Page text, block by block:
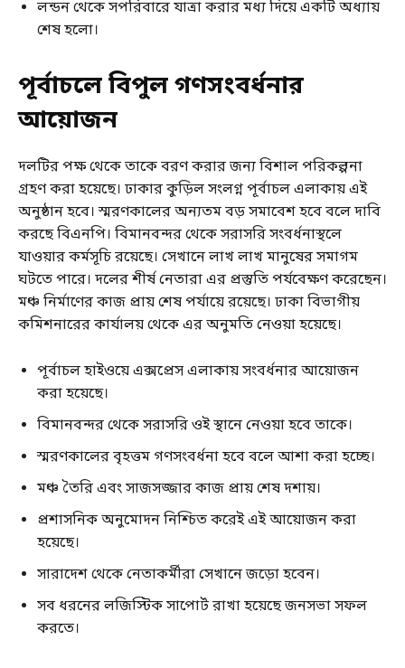
লন্ডন থেকে সপরিবারে যাত্রা করার মধ্য দিয়ে একটি অধ্যায়
শেষ হলো।
পূর্বাচলে বিপুল গণসংবর্ধনার
আয়োজন
দলটির পক্ষ থেকে তাকে বরণ করার জন্য বিশাল পরিকল্পনা
গ্রহণ করা হয়েছে। ঢাকার কুড়িল সংলগ্ন পূর্বাচল এলাকায় এই
অনুষ্ঠান হবে। স্মরণকালের অন্যতম বড় সমাবেশ হবে বলে দাবি
করছে বিএনপি। বিমানবন্দর থেকে সরাসরি সংবর্ধনাস্থলে
যাওয়ার কর্মসূচি রয়েছে। সেখানে লাখ লাখ মানুষের সমাগম
ঘটতে পারে। দলের শীর্ষ নেতারা এর প্রস্তুতি পর্যবেক্ষণ করেছেন।
মঞ্চ নির্মাণের কাজ প্রায় শেষ পর্যায়ে রয়েছে। ঢাকা বিভাগীয়
কমিশনারের কার্যালয় থেকে এর অনুমতি নেওয়া হয়েছে।
পূর্বাচল হাইওয়ে এক্সপ্রেস এলাকায় সংবর্ধনার আয়োজন
করা হয়েছে।
বিমানবন্দর থেকে সরাসরি ওই স্থানে নেওয়া হবে তাকে।
স্মরণকালের বৃহত্তম গণসংবর্ধনা হবে বলে আশা করা হচ্ছে।
মঞ্চ তৈরি এবং সাজসজ্জার কাজ প্রায় শেষ দশায়।
প্রশাসনিক অনুমোদন নিশ্চিত করেই এই আয়োজন করা
হয়েছে।
সারাদেশ থেকে নেতাকর্মীরা সেখানে জড়ো হবেন।
সব ধরনের লজিস্টিক সাপোর্ট রাখা হয়েছে জনসভা সফল
করতে।